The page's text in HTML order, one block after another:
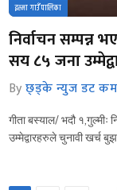
इस्मा गाउँपालिका
निर्वाचन सम्पन्न
सय ८५ जना
By छ्ड्के न्युज डट कम
गीता बस्याल/ भदौ १,गुल्मीः
उम्मेद्वारहरुले चुनावी खर्च